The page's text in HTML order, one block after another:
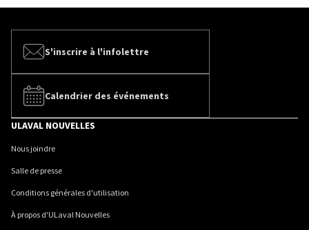
S'inscrire à l'infolettre
Calendrier des événements
ULAVAL NOUVELLES
Nous joindre
Salle de presse
Conditions générales d'utilisation
À propos d'ULaval Nouvelles